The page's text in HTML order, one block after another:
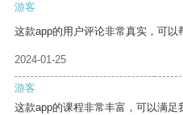
游客
这款app的用户评论非常真实，可以
2024-01-25
游客
这款app的课程非常丰富，可以满